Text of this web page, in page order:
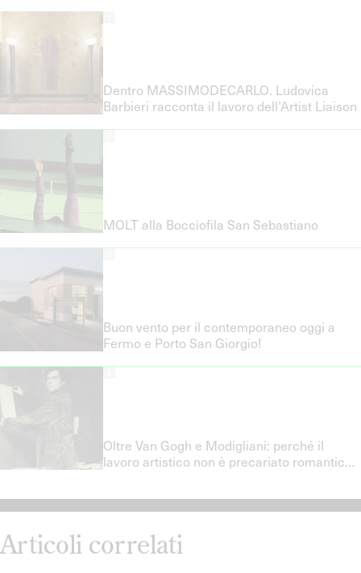
Dentro MASSIMODECARLO. Ludovica
Barbieri racconta il lavoro dell’Artist Liaison
MOLT alla Bocciofila San Sebastiano
Buon vento per il contemporaneo oggi a
Fermo e Porto San Giorgio!
Oltre Van Gogh e Modigliani: perché il
lavoro artistico non è precariato romantico
Articoli correlati